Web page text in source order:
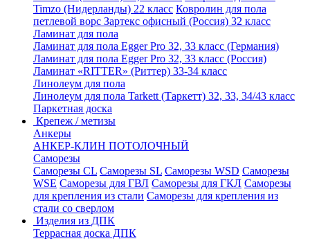
Timzo (Нидерланды) 22 класс Ковролин для пола
петлевой ворс Зартекс офисный (Россия) 32 класс
Ламинат для пола
Ламинат для пола Egger Pro 32, 33 класс (Германия)
Ламинат для пола Egger Pro 32, 33 класс (Россия)
Ламинат «RITTER» (Риттер) 33-34 класс
Линолеум для пола
Линолеум для пола Tarkett (Таркетт) 32, 33, 34/43 класс
Паркетная доска
Крепеж / метизы
Анкеры
АНКЕР-КЛИН ПОТОЛОЧНЫЙ
Саморезы
Саморезы CL Саморезы SL Саморезы WSD Саморезы
WSE Саморезы для ГВЛ Саморезы для ГКЛ Саморезы
для крепления из стали Саморезы для крепления из
стали со сверлом
Изделия из ДПК
Террасная доска ДПК